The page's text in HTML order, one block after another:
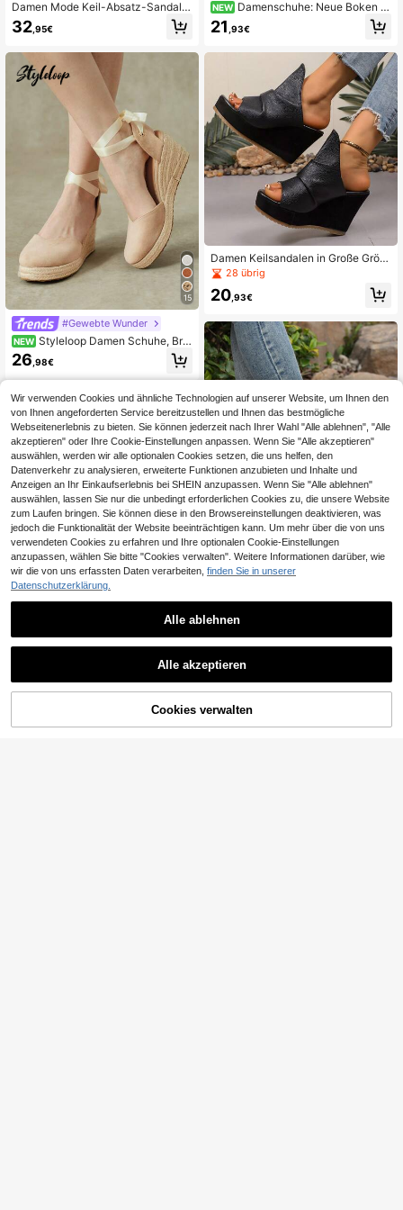
Damen Mode Keil-Absatz-Sandalet
ten mit Strass-Verzierung
32 ,95€
15
#Gewebte Wunder
NEW Styleloop Damen Schuhe, Bra
un, Gewebte Hanfseil Stroh Schuh
e, Keilabsatz Plateau Sandalen, Hö
henverstärkende Urlaubs-Boho-Kle
idung
26,98€
Pitillos para Mujer – Zapato de Piel
en Color Crema con Detalles – Zap
ato Estiloso con Cordones Elásticos
– Slip On – Cuña Baja y Cómoda – d
NEW Damenschuhe: Neue Boken Ul
tra-Leicht Chunky-Heel Loafer – Lä
ssig, Retro, Wald-Stil, Punk-inspirier
21 ,93€
Damen Keilsandalen in Große Größ
en, sexy offene Zehenpartie Slip-O
n High Heel Mules
28 übrig
20 ,93€
alen, Damen Pantoletten mit fester
Sohle und Zehenausschnitt, einfarb
ige High Heel Schuhe, Outdoor-/Inn
en-Flach-Sandalen. Fallen eine hal
JETZT EINKAUFEN
Wir verwenden Cookies und ähnliche Technologien auf unserer Website, um Ihnen den
von Ihnen angeforderten Service bereitzustellen und Ihnen das bestmögliche
Webseitenerlebnis zu bieten. Sie können jederzeit nach Ihrer Wahl "Alle ablehnen", "Alle
akzeptieren" oder Ihre Cookie-Einstellungen anpassen. Wenn Sie "Alle akzeptieren"
auswählen, werden wir alle optionalen Cookies setzen, die uns helfen, den
Datenverkehr zu analysieren, erweiterte Funktionen anzubieten und Inhalte und
Anzeigen an Ihr Einkaufserlebnis bei SHEIN anzupassen. Wenn Sie "Alle ablehnen"
auswählen, lassen Sie nur die unbedingt erforderlichen Cookies zu, die unsere Website
zum Laufen bringen. Sie können diese in den Browsereinstellungen deaktivieren, was
jedoch die Funktionalität der Website beeinträchtigen kann. Um mehr über die von uns
verwendeten Cookies zu erfahren und Ihre optionalen Cookie-Einstellungen
anzupassen, wählen Sie bitte "Cookies verwalten". Weitere Informationen darüber, wie
wir die von uns erfassten Daten verarbeiten, finden Sie in unserer
Datenschutzerklärung.
Alle ablehnen
Alle akzeptieren
Cookies verwalten